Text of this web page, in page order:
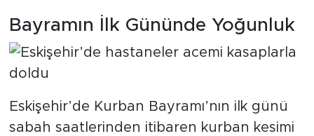
Bayramın İlk Gününde Yoğunluk
Eskişehir’de Kurban Bayramı’nın ilk günü
sabah saatlerinden itibaren kurban kesimi